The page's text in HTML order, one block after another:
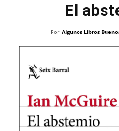
El
Por Algunos Libros